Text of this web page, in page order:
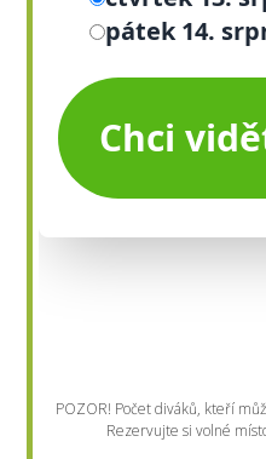
POZOR! Počet diváků, kteří
Rezervujte si volné